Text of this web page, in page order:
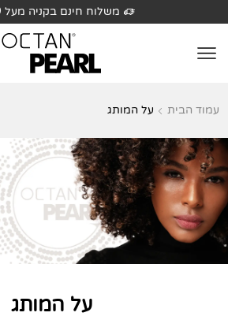
לֵב:
בְּאֲתָר
מַעֲרֶכֶת
בִּקְלִיק
הַמְּסַיַּעַת
לִנְגִישׁוּת
הָאֲתָר.
משלוח חינם בקניה מעל 199 ₪
עמוד הבית על המותג
על המותג